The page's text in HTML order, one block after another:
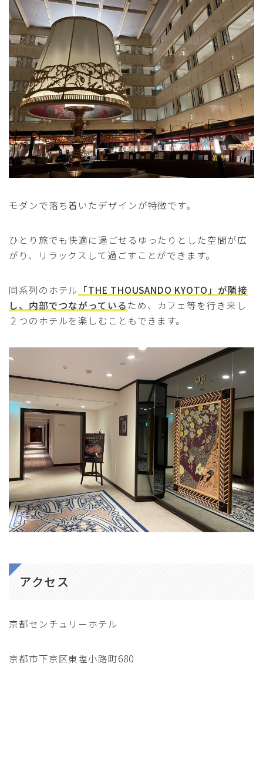
モダンで落ち着いたデザインが特徴です。
ひとり旅でも快適に過ごせるゆったりとした空間が広
がり、リラックスして過ごすことができます。
同系列のホテル 「THE THOUSANDO KYOTO」が隣接
し、内部でつながっているため、カフェ等を行き来し
２つのホテルを楽しむこともできます。
アクセス
京都センチュリーホテル
京都市下京区東塩小路町680